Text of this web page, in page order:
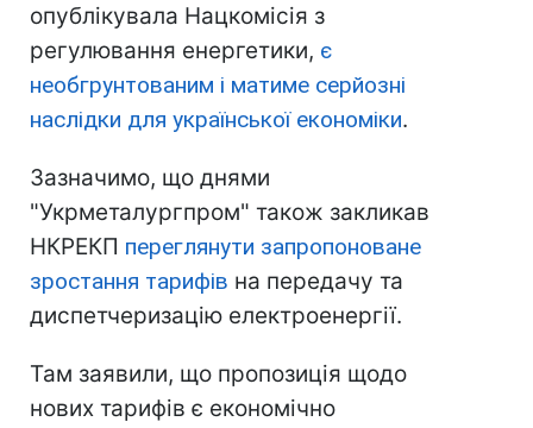
опублікувала Нацкомісія з
регулювання енергетики, є
необгрунтованим і матиме серйозні
наслідки для української економіки.
Зазначимо, що днями
"Укрметалургпром" також закликав
НКРЕКП переглянути запропоноване
зростання тарифів на передачу та
диспетчеризацію електроенергії.
Там заявили, що пропозиція щодо
нових тарифів є економічно